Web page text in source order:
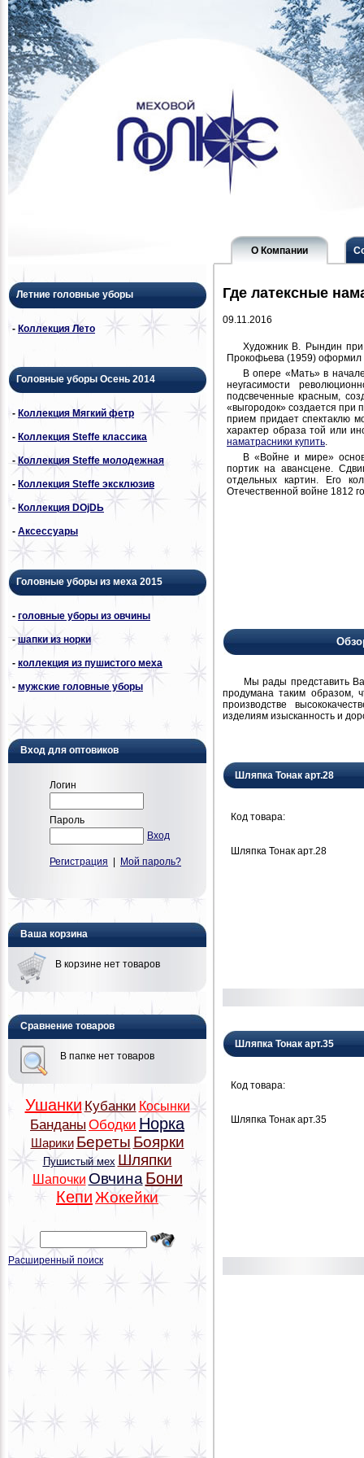
О Компании
Летние головные уборы
- Коллекция Лето
Головные уборы Осень 2014
- Коллекция Мягкий фетр
- Коллекция Steffe классика
-Коллекция Steffe молодежная
- Коллекция Steffe эксклюзив
- Коллекция DОjDЬ
- Аксессуары
Головные уборы из меха 2015
- головные уборы из овчины
-шапки из норки
- коллекция из пушистого меха
- мужские головные уборы
Вход для оптовиков
Логин
Пароль
Вход
Регистрация Мой пароль?
Ваша корзина
В корзине нет товаров
Сравнение товаров
В папке нет товаров
Ушанки Кубанки Косынки
Банданы Ободки Норка
Шарики Береты Боярки
Пушистый мех Шляпки
Шапочки Овчина Бони
Кепи Жокейки
Расширенный поиск
Где латексные
09.11.2016
Художник В. Рындин
Прокофьева (1959) оформил
В опере «Мать» в
неугасимости
подсвеченные красным,
«выгородок» создается при
прием придает спектаклю
характер образа той или
наматрасники купить.
В «Войне и мире»
портик на авансцене.
отдельных картин. Его
Отечественной войне 1812
Мы рады представить Вам
продумана таким образом,
производстве
изделиям изысканность и
Шляпка Тонак арт.28
Код товара:
Шляпка Тонак арт.28
Шляпка Тонак арт.35
Код товара:
Шляпка Тонак арт.35